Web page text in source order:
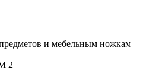
и мебельным ножкам
2